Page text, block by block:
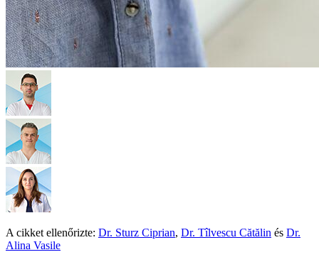
A cikket ellenőrizte: Dr. Sturz Ciprian, Dr. Tîlvescu Cătălin és Dr.
Alina Vasile